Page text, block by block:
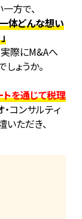
方で、
体どんな想い
実際にM&Aへ
ょうか。
を通じて税理
コンサルティ
ただき、